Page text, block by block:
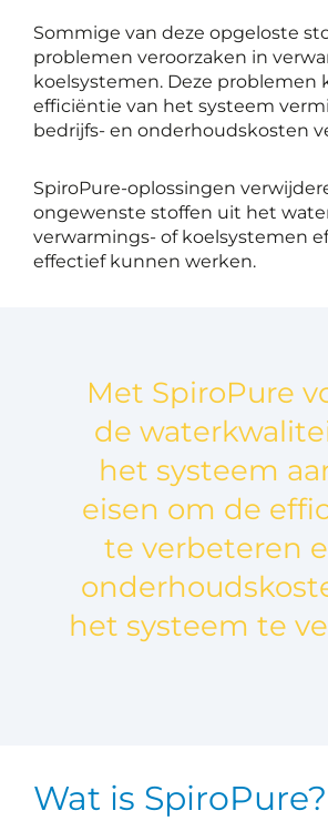
Sommige van deze opgeloste
problemen veroorzaken in
koelsystemen. Deze problemen
efficiëntie van het systeem
bedrijfs- en onderhoudskosten
SpiroPure-oplossingen
ongewenste stoffen uit het
verwarmings- of koelsystemen
effectief kunnen werken.
Met SpiroPure
de
het systeem
eisen om de
te verbeteren
het systeem te
Wat is SpiroPure?